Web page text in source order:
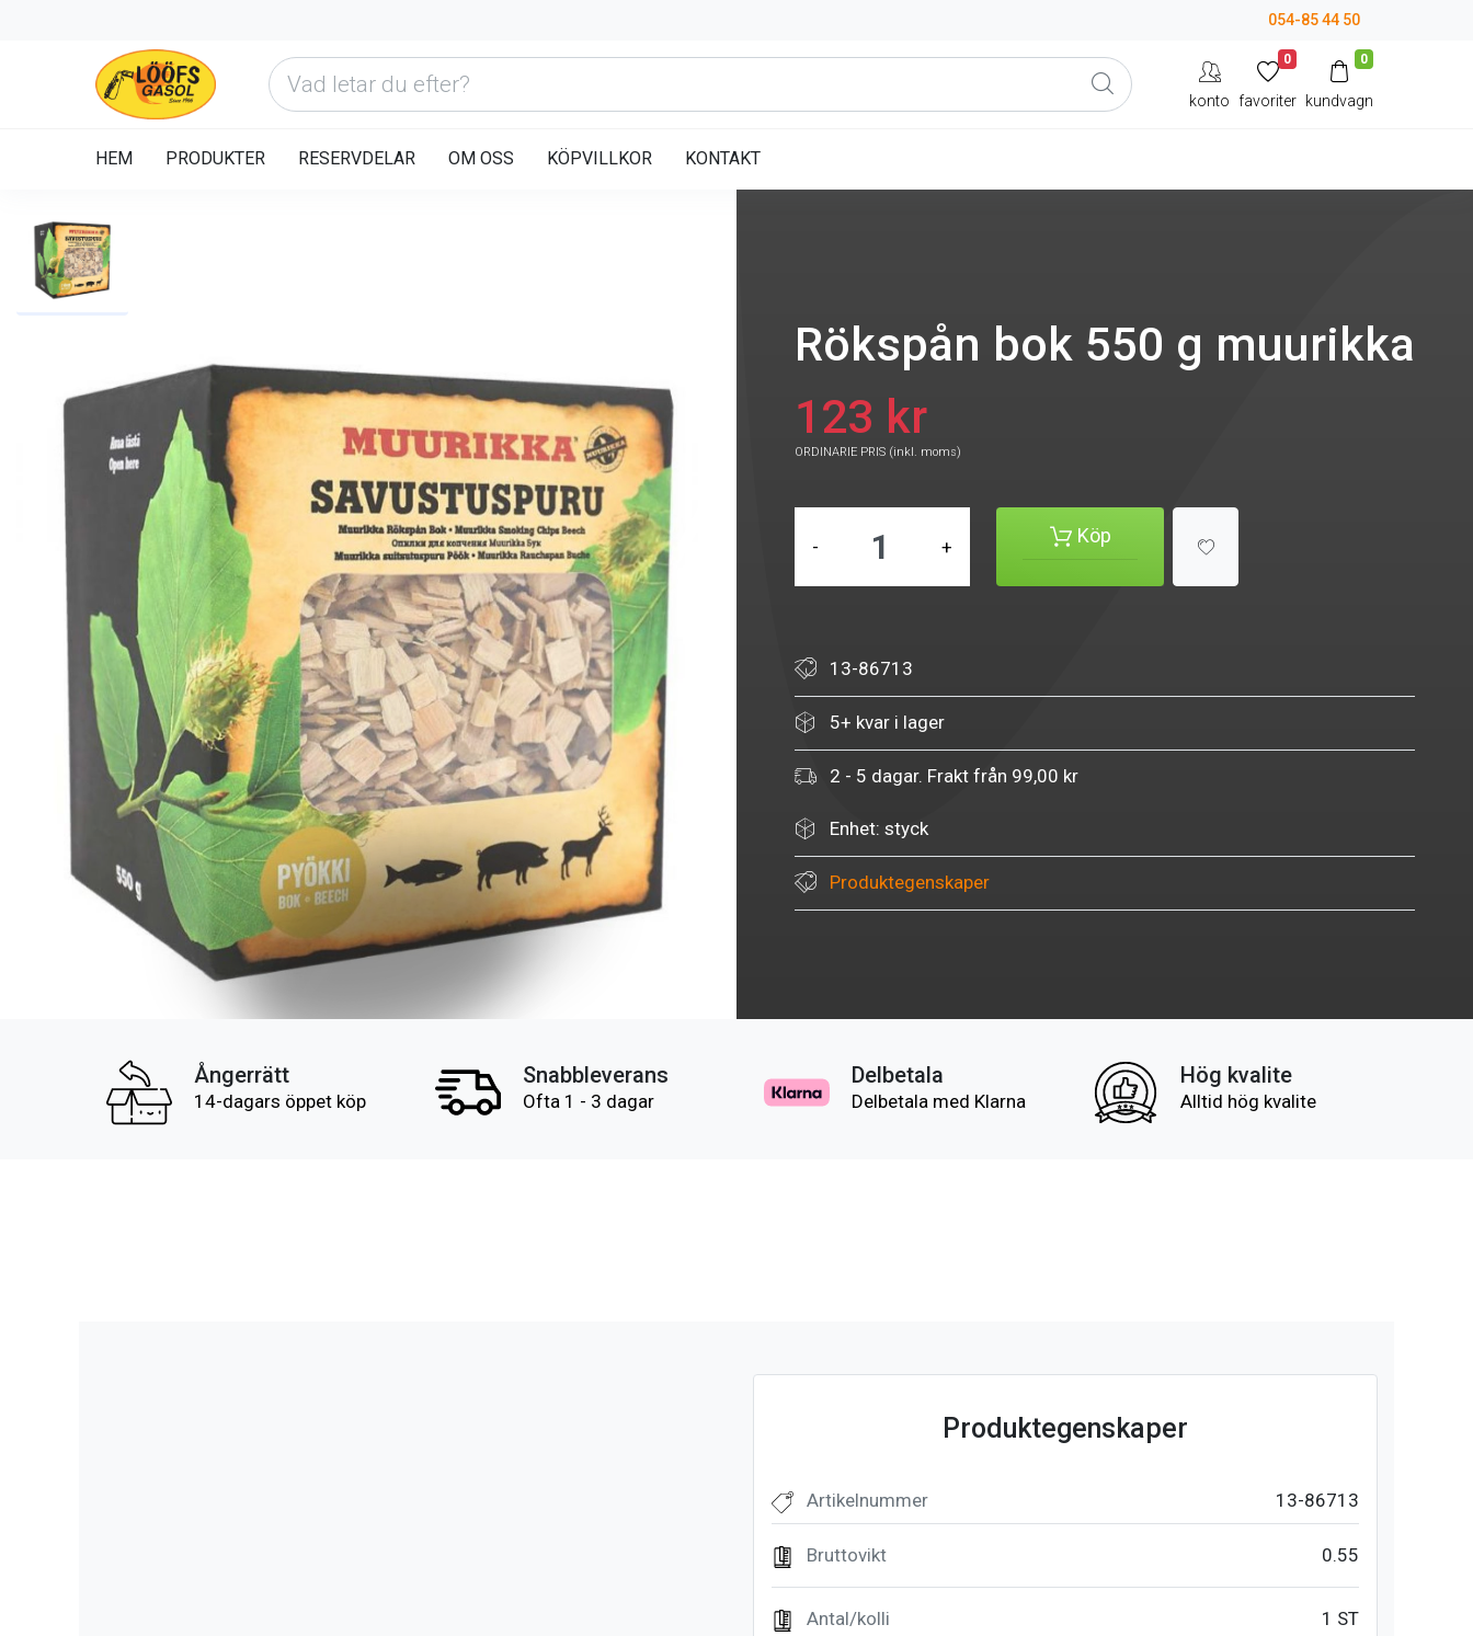
054-85 44 50
konto
0
favoriter
0
kundvagn
HEM PRODUKTER RESERVDELAR OM OSS KÖPVILLKOR KONTAKT
Rökspån bok 550 g muurikka
123 kr
ORDINARIE PRIS (inkl. moms)
- + Köp
13-86713
5+ kvar i lager
2 - 5 dagar. Frakt från 99,00 kr
Enhet: styck
Produktegenskaper
Ångerrätt
14-dagars öppet köp
Snabbleverans
Ofta 1 - 3 dagar
Delbetala
Delbetala med Klarna
Hög kvalite
Alltid hög kvalite
Produktegenskaper
13-86713
Artikelnummer
0.55
Bruttovikt
1 ST
Antal/kolli